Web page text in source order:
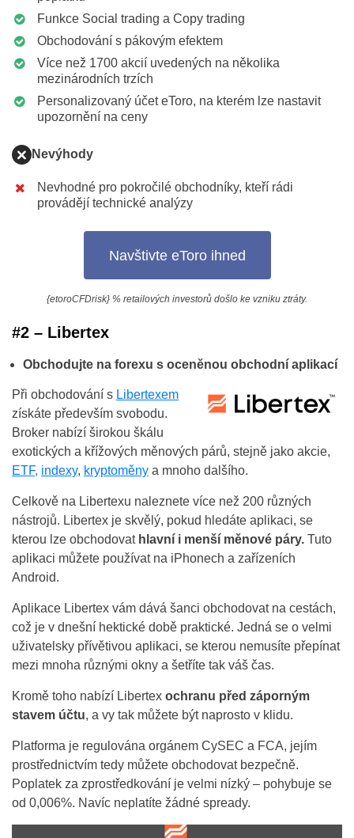
Funkce Social trading a Copy trading
Obchodování s pákovým efektem
Více než 1700 akcií uvedených na několika
mezinárodních trzích
Personalizovaný účet eToro, na kterém lze nastavit
upozornění na ceny
Nevýhody
Nevhodné pro pokročilé obchodníky, kteří rádi
provádějí technické analýzy
Navštivte eToro ihned
{etoroCFDrisk} % retailových investorů došlo ke vzniku ztráty.
#2 – Libertex
Obchodujte na forexu s oceněnou obchodní aplikací
Při obchodování s Libertexem
získáte především svobodu.
Broker nabízí širokou škálu
exotických a křížových měnových párů, stejně jako akcie,
ETF, indexy, kryptoměny a mnoho dalšího.
Celkově na Libertexu naleznete více než 200 různých
nástrojů. Libertex je skvělý, pokud hledáte aplikaci, se
kterou lze obchodovat hlavní i menší měnové páry. Tuto
aplikaci můžete používat na iPhonech a zařízeních
Android.
Aplikace Libertex vám dává šanci obchodovat na cestách,
což je v dnešní hektické době praktické. Jedná se o velmi
uživatelsky přívětivou aplikaci, se kterou nemusíte přepínat
mezi mnoha různými okny a šetříte tak váš čas.
Kromě toho nabízí Libertex ochranu před záporným
stavem účtu, a vy tak můžete být naprosto v klidu.
Platforma je regulována orgánem CySEC a FCA, jejím
prostřednictvím tedy můžete obchodovat bezpečně.
Poplatek za zprostředkování je velmi nízký – pohybuje se
od 0,006%. Navíc neplatíte žádné spready.